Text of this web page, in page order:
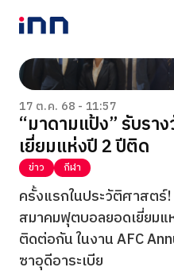
NEWS
ENTERTAINMENT
LIFESTYLE
HOROSCOPE
LOTTERY
VIDEO
ร่วมด้วยช่วยกัน
17 ต.ค. 68 - 11:57
“มาดามแป้ง” รับรา
เยี่ยมแห่งปี 2 ปีติด
ข่าว กีฬา
ครั้งแรกในประวัติศาสตร์
สมาคมฟุตบอลยอดเยี่ยมแ
ติดต่อกัน ในงาน AFC
ซาอุดีอาระเบีย